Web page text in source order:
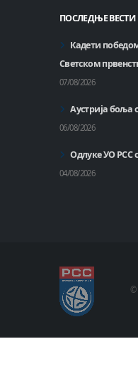
ПОСЛЕДЊЕ ВЕСТИ
Кадети
Светском
07/08/2026
Аустрија боља
06/08/2026
Одлуке УО РСС
04/08/2026
©